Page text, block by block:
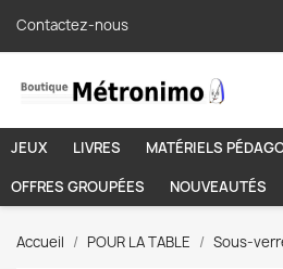
Contactez-nous
JEUX LIVRES MATÉRIELS
OFFRES GROUPÉES
NOUVEAUTÉS
Accueil POUR LA TABLE Sous-